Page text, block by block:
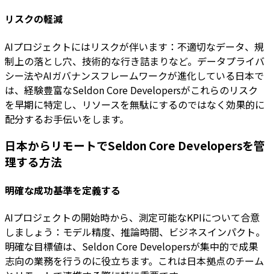
リスクの軽減
AIプロジェクトにはリスクが伴います：不適切なデータ、規
制上の落とし穴、技術的な行き詰まりなど。データプライバ
シー法やAIガバナンスフレームワークが進化している日本で
は、経験豊富なSeldon Core Developersがこれらのリスク
を早期に特定し、リソースを無駄にするのではなく効果的に
配分するお手伝いをします。
日本からリモートでSeldon Core Developersを管
理する方法
明確な成功基準を定義する
AIプロジェクトの開始時から、測定可能なKPIについて合意
しましょう：モデル精度、推論時間、ビジネスインパクト。
明確な目標値は、Seldon Core Developersが集中的で成果
志向の業務を行うのに役立ちます。これは日本拠点のチーム